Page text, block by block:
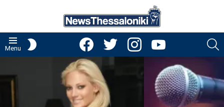
Menu
facebooktwitter instagramyoutube